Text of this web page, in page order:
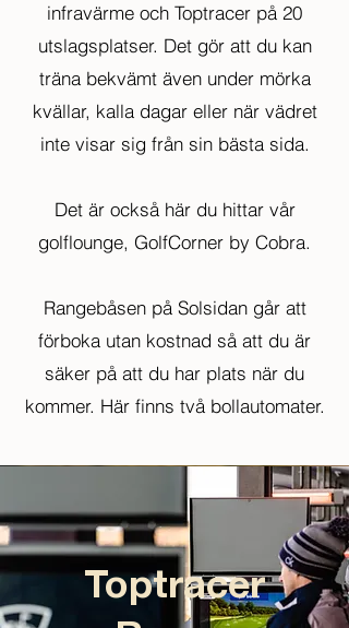
infravärme och Toptracer på 20
utslagsplatser. Det gör att du kan
träna bekvämt även under mörka
kvällar, kalla dagar eller när vädret
inte visar sig från sin bästa sida.
Det är också här du hittar vår
golflounge, GolfCorner by Cobra.
Rangebåsen på Solsidan går att
förboka utan kostnad så att du är
säker på att du har plats när du
kommer. Här finns två bollautomater.
Toptracer